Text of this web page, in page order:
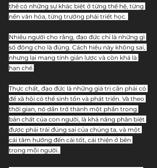
thể có những sự khác biệt ở từng thế hệ, từng
nền văn hóa, từng trường phái triết học.
Nhiều người cho rằng, đạo đức chỉ là những gì
số đông cho là đúng. Cách hiểu này không sai,
nhưng lại mang tính giản lược và còn khá là
hạn chế.
Thực chất, đạo đức là những giá trị cần phải có
để xã hội có thể sinh tồn và phát triển. Và theo
thời gian, nó dần trở thành một phần trong
bản chất của con người, là khả năng phân biệt
được phải trái đúng sai của chúng ta, và một
cái tâm hướng đến cái tốt, cái thiện ở bên
trong mỗi người.